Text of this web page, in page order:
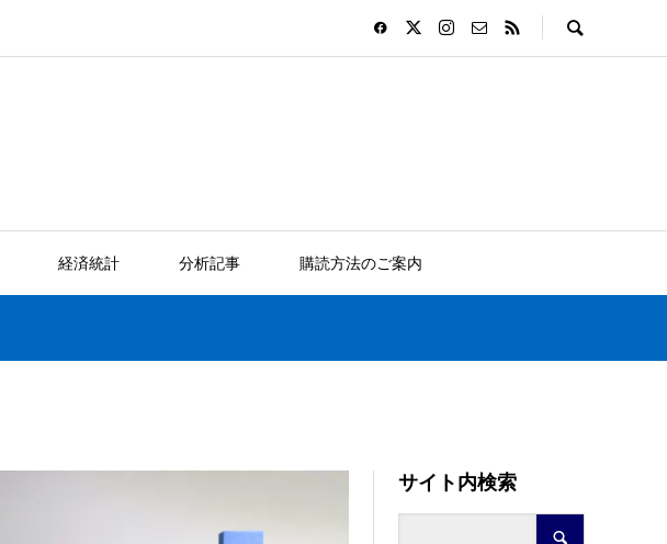
経済統計 分析記事 購読方法のご案内
サイト内検索